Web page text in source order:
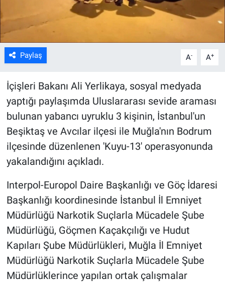
Paylaş A- A+
İçişleri Bakanı Ali Yerlikaya, sosyal medyada
yaptığı paylaşımda Uluslararası sevide araması
bulunan yabancı uyruklu 3 kişinin, İstanbul'un
Beşiktaş ve Avcılar ilçesi ile Muğla'nın Bodrum
ilçesinde düzenlenen 'Kuyu-13' operasyonunda
yakalandığını açıkladı.
Interpol-Europol Daire Başkanlığı ve Göç İdaresi
Başkanlığı koordinesinde İstanbul İl Emniyet
Müdürlüğü Narkotik Suçlarla Mücadele Şube
Müdürlüğü, Göçmen Kaçakçılığı ve Hudut
Kapıları Şube Müdürlükleri, Muğla İl Emniyet
Müdürlüğü Narkotik Suçlarla Mücadele Şube
Müdürlüklerince yapılan ortak çalışmalar